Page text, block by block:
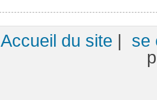
Accueil du site | se